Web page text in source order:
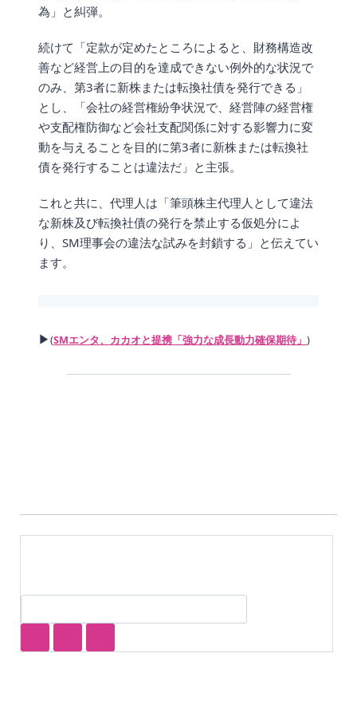
為」と糾弾。
続けて「定款が定めたところによると、財務構造改
善など経営上の目的を達成できない例外的な状況で
のみ、第3者に新株または転換社債を発行できる」
とし、「会社の経営権紛争状況で、経営陣の経営権
や支配権防御など会社支配関係に対する影響力に変
動を与えることを目的に第3者に新株または転換社
債を発行することは違法だ」と主張。
これと共に、代理人は「筆頭株主代理人として違法
な新株及び転換社債の発行を禁止する仮処分によ
り、SM理事会の違法な試みを封鎖する」と伝えてい
ます。
▶(SMエンタ、カカオと提携「強力な成長動力確保期待」 )